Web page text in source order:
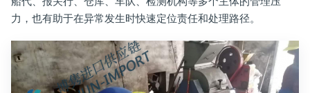
力，也有助于在异常发生时快速定位责任和处理路径。